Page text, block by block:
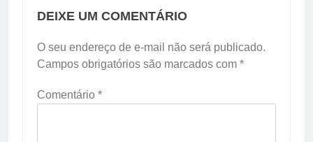
DEIXE UM COMENTÁRIO
O seu endereço de e-mail não será publicado.
Campos obrigatórios são marcados com *
Comentário *